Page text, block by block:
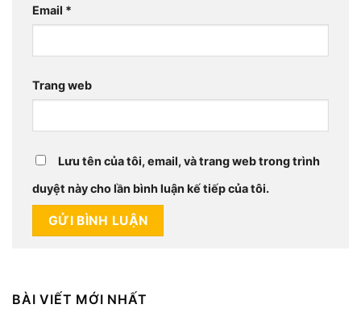
Email *
Trang web
Lưu tên của tôi, email, và trang web trong trình
duyệt này cho lần bình luận kế tiếp của tôi.
BÀI VIẾT MỚI NHẤT